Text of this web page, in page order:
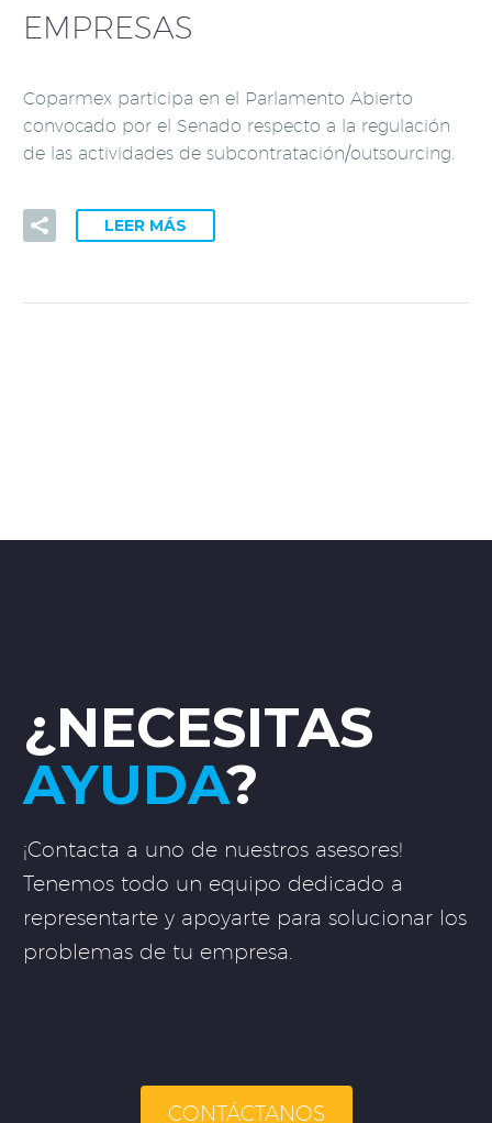
EMPRESAS
Coparmex participa en el Parlamento Abierto
convocado por el Senado respecto a la regulación
de las actividades de subcontratación/outsourcing.
LEER MÁS
¿NECESITAS
AYUDA?
¡Contacta a uno de nuestros asesores!
Tenemos todo un equipo dedicado a
representarte y apoyarte para solucionar los
problemas de tu empresa.
CONTÁCTANOS